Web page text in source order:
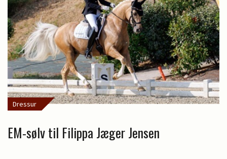
Dressur
EM-sølv til Filippa Jæger Jensen